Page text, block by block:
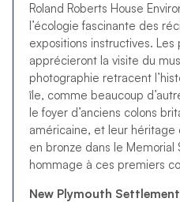
Roland Roberts House
l’écologie fascinante des
expositions instructives. Les
apprécieront la visite du
photographie retracent
île, comme beaucoup
le foyer d’anciens colons
américaine, et leur
en bronze dans le
hommage à ces premiers
New Plymouth Settlement